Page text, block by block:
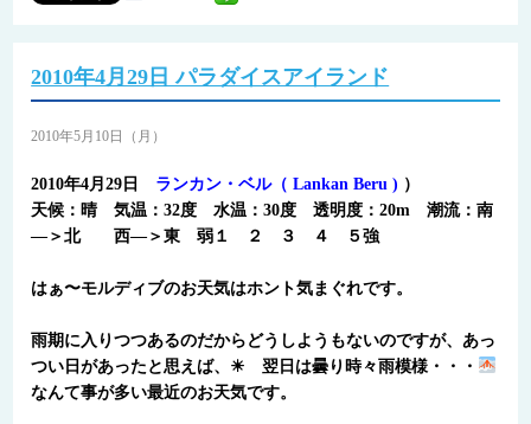
2010年4月29日 パラダイスアイランド
2010年5月10日（月）
2010年4月29日 ランカン・ベル（ Lankan Beru ) ）
天候：晴 気温：32度 水温：30度 透明度：20m 潮流：南
―＞北西―＞東 弱１ ２ ３ ４ ５強
はぁ〜モルディブのお天気はホント気まぐれです。
雨期に入りつつあるのだからどうしようもないのですが、あっ
つい日があったと思えば、☀ 翌日は曇り時々雨模様・・・
なんて事が多い最近のお天気です。